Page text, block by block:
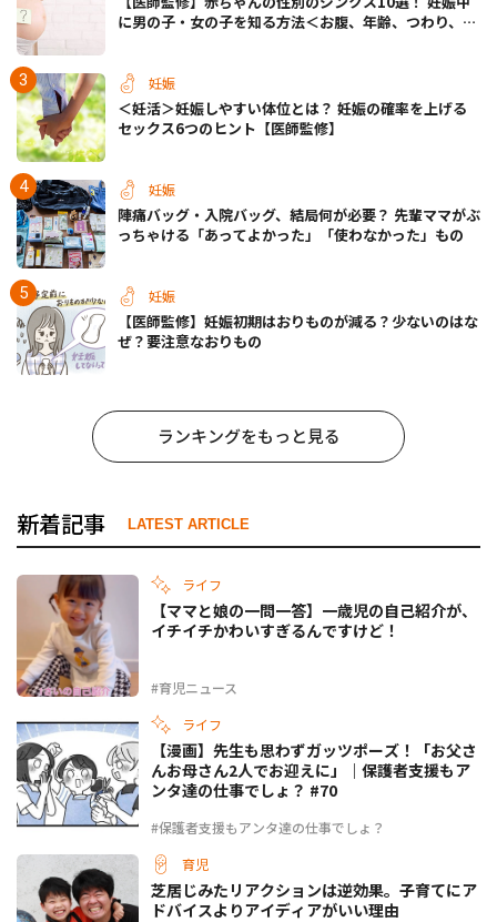
に男の子・女の子を知る方法＜お腹、年齢、つわり、胎
妊娠
＜妊活＞妊娠しやすい体位とは？ 妊娠の確率を上げる
セックス6つのヒント【医師監修】
妊娠
陣痛バッグ・入院バッグ、結局何が必要？ 先輩ママがぶ
っちゃける「あってよかった」「使わなかった」もの
妊娠
【医師監修】妊娠初期はおりものが減る？少ないのはな
ぜ？要注意なおりもの
ランキングをもっと見る
新着記事 LATEST ARTICLE
ライフ
#育児ニュース
【ママと娘の一問一答】一歳児の自己紹介が、
イチイチかわいすぎるんですけど！
ライフ
#保護者支援もアンタ達の仕事でしょ？
【漫画】先生も思わずガッツポーズ！「お父さ
んお母さん2人でお迎えに」｜保護者支援もア
ンタ達の仕事でしょ？ #70
育児
芝居じみたリアクションは逆効果。子育てにア
ドバイスよりアイディアがいい理由